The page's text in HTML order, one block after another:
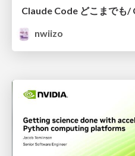
Claude Code どこまでも
nwiizo